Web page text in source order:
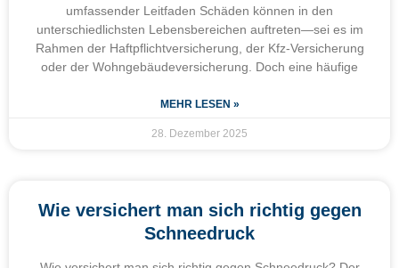
umfassender Leitfaden Schäden können in den
unterschiedlichsten Lebensbereichen auftreten—sei es im
Rahmen der Haftpflichtversicherung, der Kfz-Versicherung
oder der Wohngebäudeversicherung. Doch eine häufige
MEHR LESEN »
28. Dezember 2025
Wie versichert man sich richtig gegen
Schneedruck